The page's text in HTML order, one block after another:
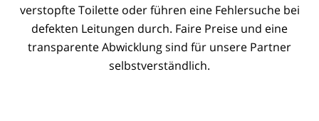
verstopfte Toilette oder führen eine Fehlersuche bei
defekten Leitungen durch. Faire Preise und eine
transparente Abwicklung sind für unsere Partner
selbstverständlich.